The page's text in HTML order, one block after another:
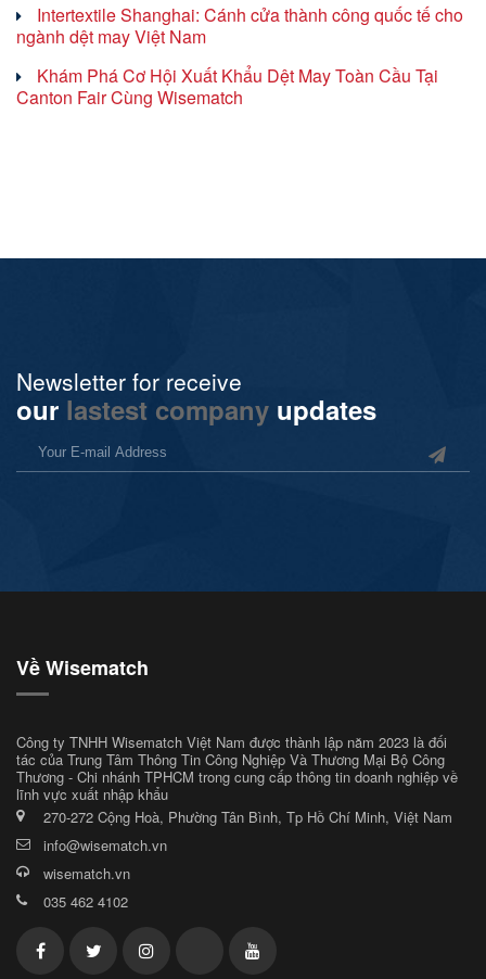
Intertextile Shanghai: Cánh cửa thành công quốc tế cho
ngành dệt may Việt Nam
Khám Phá Cơ Hội Xuất Khẩu Dệt May Toàn Cầu Tại
Canton Fair Cùng Wisematch
Newsletter for receive
our lastest company updates
Về Wisematch
Công ty TNHH Wisematch Việt Nam được thành lập năm 2023 là đối
tác của Trung Tâm Thông Tin Công Nghiệp Và Thương Mại Bộ Công
Thương - Chi nhánh TPHCM trong cung cấp thông tin doanh nghiệp về
lĩnh vực xuất nhập khẩu
270-272 Cộng Hoà, Phường Tân Bình, Tp Hồ Chí Minh, Việt Nam
info@wisematch.vn
wisematch.vn
035 462 4102